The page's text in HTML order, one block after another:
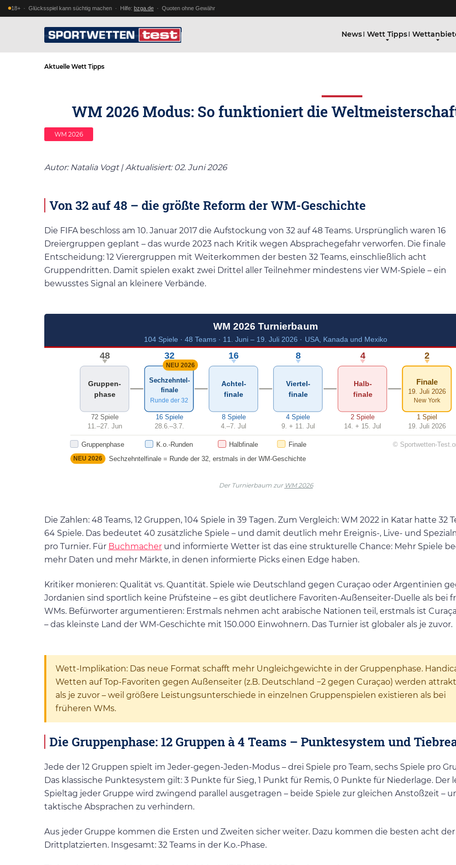
18+ · Glücksspiel kann süchtig machen · Hilfe: bzga.de · Quoten ohne Gewähr
News Wett Tipps
Aktuelle Wett Tipps
WM 2026 Modus: So funktioniert die
WM 2026
Autor: Natalia Vogt | Aktualisiert: 02. Juni 2026
Von 32 auf 48 – die größte Reform der WM-Geschichte
Die FIFA beschloss am 10. Januar 2017 die Aufstockung von 32 auf 48 Teams. Ursprünglich waren 16
Dreiergruppen geplant – das wurde 2023 nach Kritik wegen Absprachegefahr verworfen. Die finale
Entscheidung: 12 Vierergruppen mit Weiterkommen der besten 32 Teams, einschließlich acht
Gruppendritten. Damit spielen exakt zwei Drittel aller Teilnehmer mindestens vier WM-Spiele – ein
bewusstes Signal an kleinere Verbände.
Der Turnierbaum zur WM 2026
Die Zahlen: 48 Teams, 12 Gruppen, 104 Spiele in 39 Tagen. Zum Vergleich: WM 2022 in Katar hatte 32
64 Spiele. Das bedeutet 40 zusätzliche Spiele – und damit deutlich mehr Ereignis-, Live- und
pro Turnier. Für Buchmacher und informierte Wetter ist das eine strukturelle Chance: Mehr Spiele
mehr Daten und mehr Märkte, in denen informierte Picks einen Edge haben.
Kritiker monieren: Qualität vs. Quantität. Spiele wie Deutschland gegen Curaçao oder Argentinien
Jordanien sind sportlich keine Prüfsteine – es gibt deutlichere Favoriten-Außenseiter-Duelle als bei
WMs. Befürworter argumentieren: Erstmals nehmen acht arabische Nationen teil, erstmals ist
– das kleinste Land der WM-Geschichte mit 150.000 Einwohnern. Das Turnier ist globaler als je zuvor.
Wett-Implikation: Das neue Format schafft mehr Ungleichgewichte in der Gruppenphase.
Wetten auf Top-Favoriten gegen Außenseiter (z.B. Deutschland −2 gegen Curaçao) werden
als je zuvor – weil größere Leistungsunterschiede in einzelnen Gruppenspielen existieren als bei
früheren WMs.
Die Gruppenphase: 12 Gruppen à 4 Teams – Punktesystem und
Jede der 12 Gruppen spielt im Jeder-gegen-Jeden-Modus – drei Spiele pro Team, sechs Spiele pro
Das klassische Punktesystem gilt: 3 Punkte für Sieg, 1 Punkt für Remis, 0 Punkte für Niederlage. Der
Spieltag jeder Gruppe wird zwingend parallel ausgetragen – beide Spiele zur gleichen Anstoßzeit –
taktische Absprachen zu verhindern.
Aus jeder Gruppe kommen die Ersten und Zweiten sicher weiter. Dazu kommen die besten acht
Drittplatzierten. Insgesamt: 32 Teams in der K.o.-Phase.